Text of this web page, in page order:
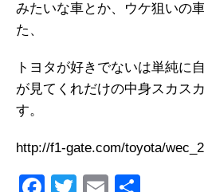
みたいな車とか、ウケ狙いの
た、
トヨタが好きでないは単純に
が見てくれだけの中身スカス
す。
http://f1-gate.com/toyota/